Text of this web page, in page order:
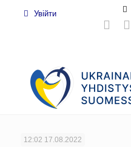
Увійти
12:02 17.08.2022